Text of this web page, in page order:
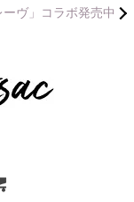
ヴ」コラボ発売中